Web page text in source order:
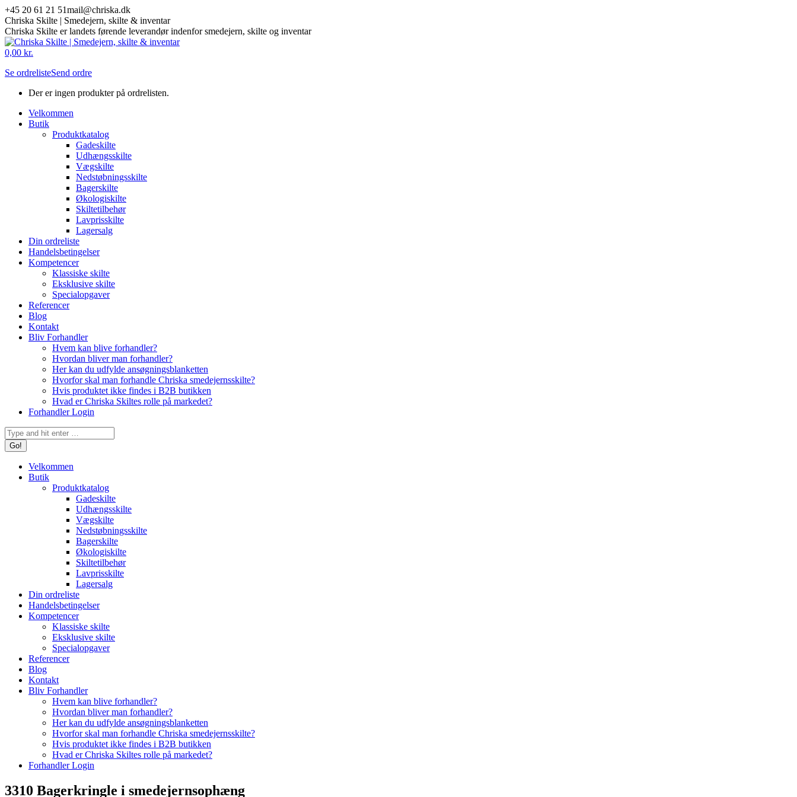
Skip
to
content
+45 20 61 21 51mail@chriska.dk
Chriska Skilte | Smedejern, skilte & inventar
Chriska Skilte er landets førende leverandør indenfor smedejern, skilte og inventar
Mail
opens
new
Facebook
opens
new
0,00 kr.
Se ordrelisteSend ordre
Der er ingen produkter på ordrelisten.
Velkommen
Butik
Produktkatalog
Gadeskilte
Udhængsskilte
Vægskilte
Nedstøbningsskilte
Bagerskilte
Økologiskilte
Skiltetilbehør
Lavprisskilte
Lagersalg
Din ordreliste
Handelsbetingelser
Kompetencer
Klassiske skilte
Eksklusive skilte
Specialopgaver
Referencer
Blog
Kontakt
Bliv Forhandler
Hvem kan blive forhandler?
Hvordan bliver man forhandler?
Her kan du udfylde ansøgningsblanketten
Hvorfor skal man forhandle Chriska smedejernsskilte?
Hvis produktet ikke findes i B2B butikken
Hvad er Chriska Skiltes rolle på markedet?
Forhandler Login
Search:
Velkommen
Butik
Produktkatalog
Gadeskilte
Udhængsskilte
Vægskilte
Nedstøbningsskilte
Bagerskilte
Økologiskilte
Skiltetilbehør
Lavprisskilte
Lagersalg
Din ordreliste
Handelsbetingelser
Kompetencer
Klassiske skilte
Eksklusive skilte
Specialopgaver
Referencer
Blog
Kontakt
Bliv Forhandler
Hvem kan blive forhandler?
Hvordan bliver man forhandler?
Her kan du udfylde ansøgningsblanketten
Hvorfor skal man forhandle Chriska smedejernsskilte?
Hvis produktet ikke findes i B2B butikken
Hvad er Chriska Skiltes rolle på markedet?
Forhandler Login
3310 Bagerkringle i smedejernsophæng